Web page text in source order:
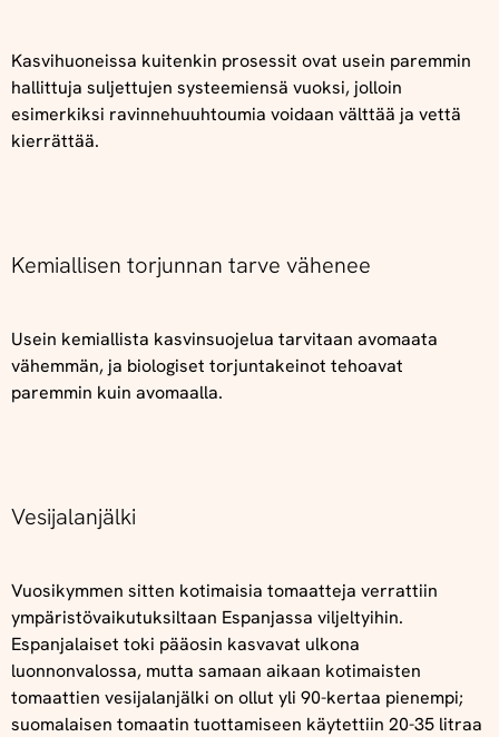
Kasvihuoneissa kuitenkin prosessit ovat usein paremmin
hallittuja suljettujen systeemiensä vuoksi, jolloin
esimerkiksi ravinnehuuhtoumia voidaan välttää ja vettä
kierrättää.
Kemiallisen torjunnan tarve vähenee
Usein kemiallista kasvinsuojelua tarvitaan avomaata
vähemmän, ja biologiset torjuntakeinot tehoavat
paremmin kuin avomaalla.
Vesijalanjälki
Vuosikymmen sitten kotimaisia tomaatteja verrattiin
ympäristövaikutuksiltaan Espanjassa viljeltyihin.
Espanjalaiset toki pääosin kasvavat ulkona
luonnonvalossa, mutta samaan aikaan kotimaisten
tomaattien vesijalanjälki on ollut yli 90-kertaa pienempi;
suomalaisen tomaatin tuottamiseen käytettiin 20-35 litraa